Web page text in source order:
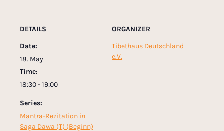
DETAILS
Date:
18. May
Time:
18:30 - 19:00
Series:
Mantra-Rezitation in
Saga Dawa (T) (Beginn)
ORGANIZER
Tibethaus Deutschland
e.V.